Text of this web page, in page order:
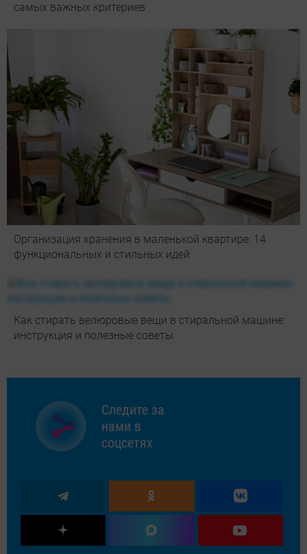
самых важных критериев
Организация хранения в маленькой квартире: 14
функциональных и стильных идей
Как стирать велюровые вещи в стиральной машине:
инструкция и полезные советы
Следите за
нами в
соцсетях